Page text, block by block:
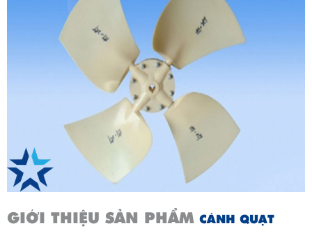
GIỚI THIỆU SẢN PHẨM CÁNH QUẠT